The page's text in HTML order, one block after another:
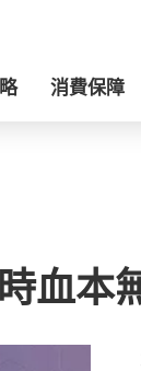
消費保障
血本